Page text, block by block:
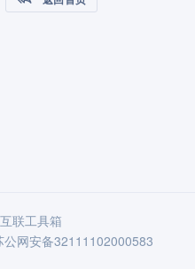
联工具箱
网安备32111102000583